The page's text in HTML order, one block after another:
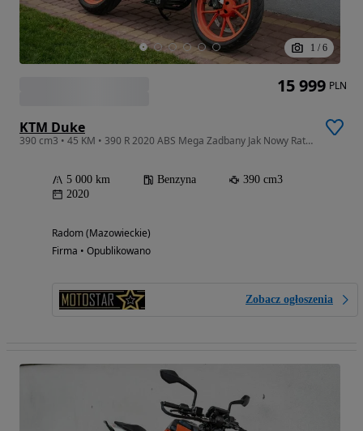
1 / 6
KTM Duke
390 cm3 • 45 KM • 390 R 2020 ABS Mega Zadbany Jak Nowy Raty Transport REJ PL KAT A2
5 000 km Benzyna
390 cm3
2020
Radom (Mazowieckie)
Firma • Opublikowano
Zobacz ogłoszenia
15 999 PLN